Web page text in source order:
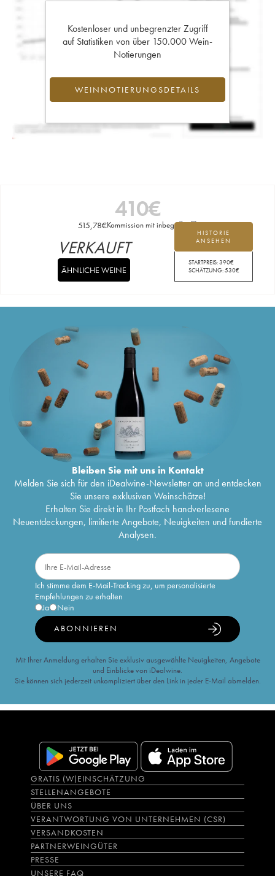
Kostenloser und unbegrenzter Zugriff
auf Statistiken von über 150.000 Wein-
Notierungen
WEINNOTIERUNGSDETAILS
410€
515,78€Kommission mit inbegriffen
HISTORIE
ANSEHEN
STARTPREIS:390€
SCHÄTZUNG:530€
VERKAUFT
ÄHNLICHE WEINE
Bleiben Sie mit uns in Kontakt
Melden Sie sich für den iDealwine-Newsletter an und entdecken
Sie unsere exklusiven Weinschätze!
Erhalten Sie direkt in Ihr Postfach handverlesene
Neuentdeckungen, limitierte Angebote, Neuigkeiten und fundierte
Analysen.
Ich stimme dem E-Mail-Tracking zu, um personalisierte
Empfehlungen zu erhalten
Ja
Nein
ABONNIEREN
Mit Ihrer Anmeldung erhalten Sie exklusiv ausgewählte Neuigkeiten, Angebote
und Einblicke von iDealwine.
Sie können sich jederzeit unkompliziert über den Link in jeder E-Mail abmelden.
GRATIS (W)EINSCHÄTZUNG
STELLENANGEBOTE
ÜBER UNS
VERANTWORTUNG VON UNTERNEHMEN (CSR)
VERSANDKOSTEN
PARTNERWEINGÜTER
PRESSE
UNSERE FAQ